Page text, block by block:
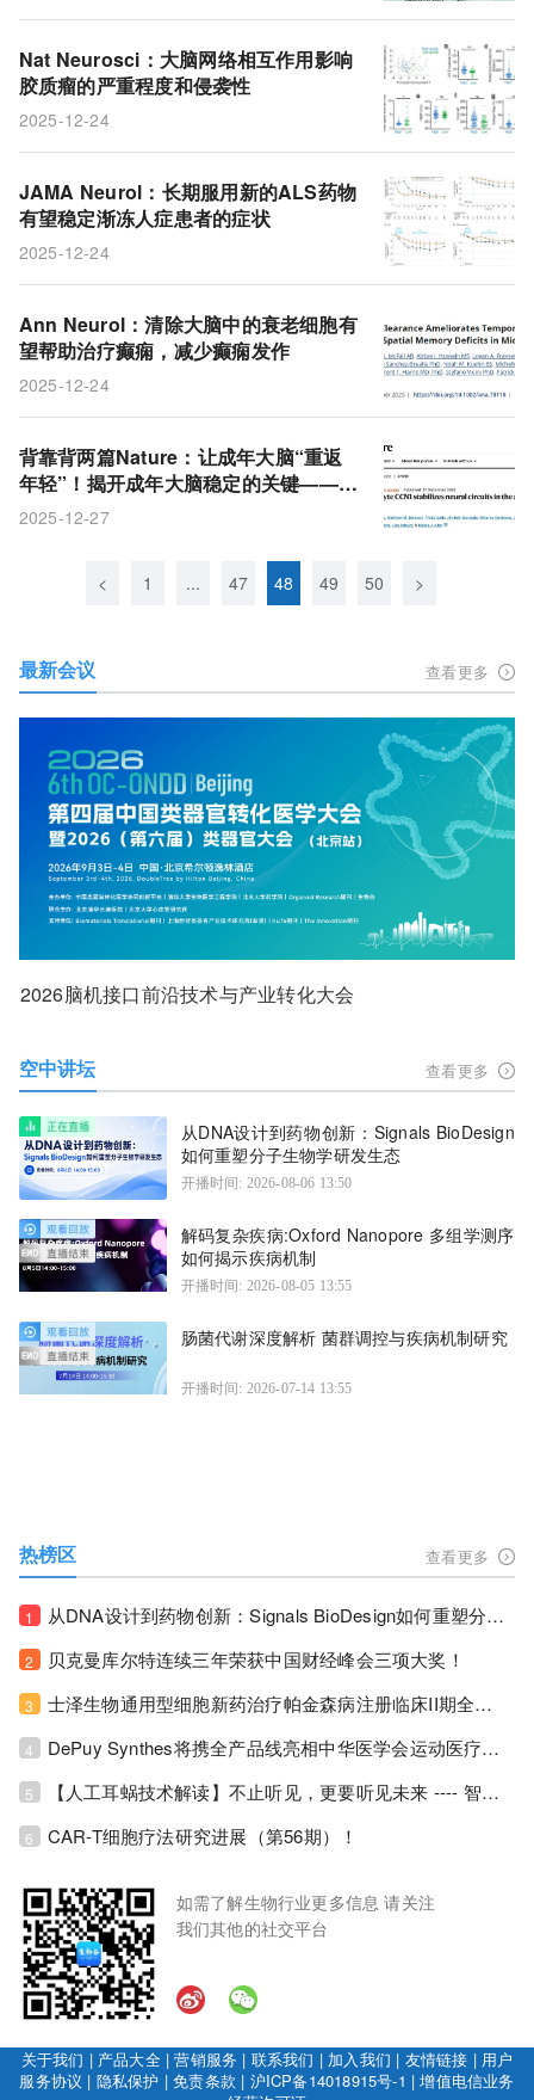
Nat Neurosci：大脑网络相互作用影响
胶质瘤的严重程度和侵袭性
2025-12-24
JAMA Neurol：长期服用新的ALS药物
有望稳定渐冻人症患者的症状
2025-12-24
Ann Neurol：清除大脑中的衰老细胞有
望帮助治疗癫痫，减少癫痫发作
2025-12-24
背靠背两篇Nature：让成年大脑“重返
年轻”！揭开成年大脑稳定的关键——星
形胶质细胞CCN1蛋白
2025-12-27
< 1 ... 47 48 49 50 >
最新会议 查看更多
2026脑机接口前沿技术与产业转化大会
空中讲坛 查看更多
从DNA设计到药物创新：Signals BioDesign
如何重塑分子生物学研发生态
开播时间: 2026-08-06 13:50
解码复杂疾病:Oxford Nanopore 多组学测序
如何揭示疾病机制
开播时间: 2026-08-05 13:55
肠菌代谢深度解析 菌群调控与疾病机制研究
开播时间: 2026-07-14 13:55
热榜区 查看更多
1 从DNA设计到药物创新：Signals BioDesign如何重塑分子生物学研发生态！
2 贝克曼库尔特连续三年荣获中国财经峰会三项大奖！
3 士泽生物通用型细胞新药治疗帕金森病注册临床II期全部入组完成！
4 DePuy Synthes将携全产品线亮相中华医学会运动医疗分会大会，加码布局中国运动医学创新赛道！
5 【人工耳蜗技术解读】不止听见，更要听见未来 ---- 智能耳蜗，开启人工耳蜗技术新纪元！
6 CAR-T细胞疗法研究进展（第56期）！
如需了解生物行业更多信息 请关注
我们其他的社交平台
关于我们 | 产品大全|营销服务 | 联系我们 | 加入我们 | 友情链接 | 用户
服务协议 | 隐私保护 |免责条款 | 沪ICP备14018915号-1 |增值电信业务